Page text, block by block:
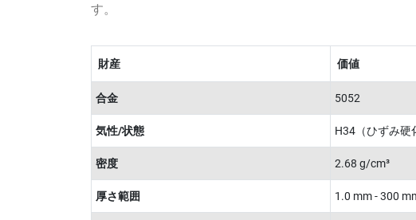
す。
財産 価値
合金 5052
気性/状態 H34（ひずみ硬
密度 2.68 g/cm³
厚さ範囲 1.0 mm - 300